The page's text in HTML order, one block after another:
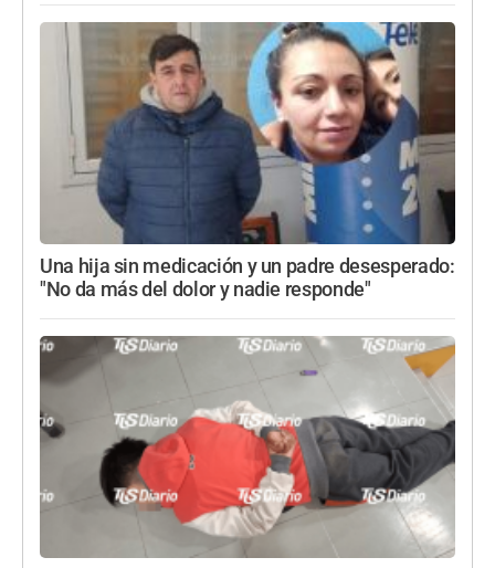
Una hija sin medicación y un padre desesperado:
"No da más del dolor y nadie responde"